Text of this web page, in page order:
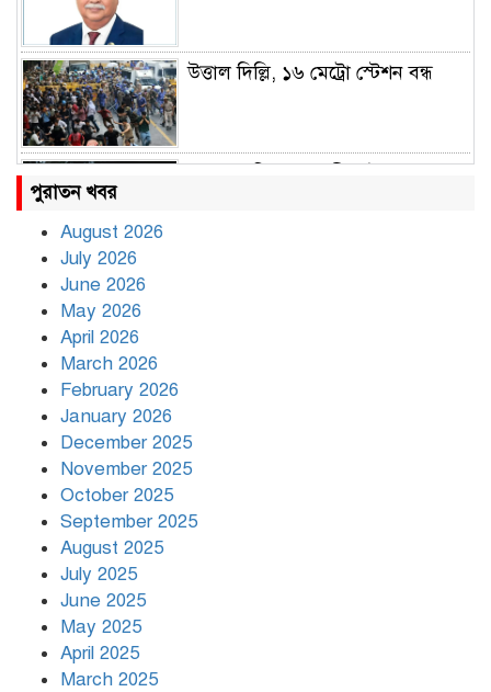
উত্তাল দিল্লি, ১৬ মেট্রো স্টেশন বন্ধ
বৃষ্টি থামার নাম নেই, পথে পথে
পুরাতন খবর
August 2026
July 2026
June 2026
May 2026
April 2026
March 2026
February 2026
January 2026
December 2025
November 2025
October 2025
September 2025
August 2025
July 2025
June 2025
May 2025
April 2025
March 2025